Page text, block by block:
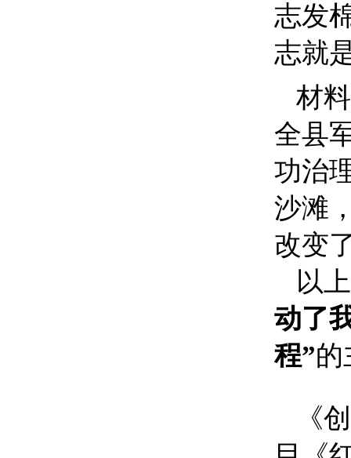
志发
志就
材
全县
功治
沙滩
改变
以
动了
程”的
《